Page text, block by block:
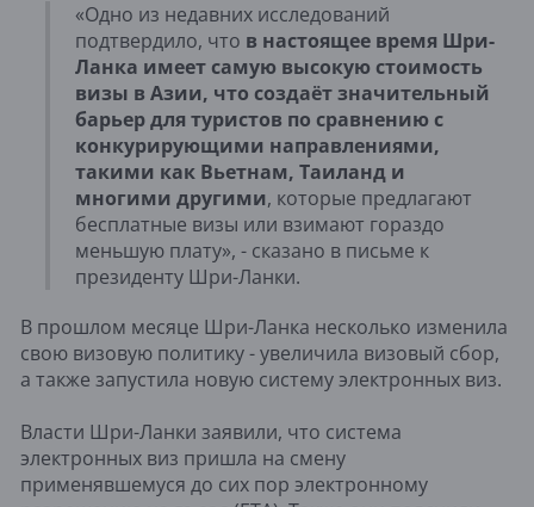
«Одно из недавних исследований
подтвердило, что в настоящее время Шри-
Ланка имеет самую высокую стоимость
визы в Азии, что создаёт значительный
барьер для туристов по сравнению с
конкурирующими направлениями,
такими как Вьетнам, Таиланд и
многими другими, которые предлагают
бесплатные визы или взимают гораздо
меньшую плату», - сказано в письме к
президенту Шри-Ланки.
В прошлом месяце Шри-Ланка несколько изменила
свою визовую политику - увеличила визовый сбор,
а также запустила новую систему электронных виз.
Власти Шри-Ланки заявили, что система
электронных виз пришла на смену
применявшемуся до сих пор электронному